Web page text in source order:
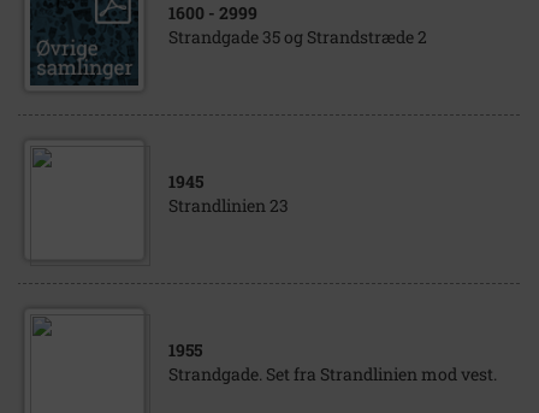
1600 - 2999
Strandgade 35 og Strandstræde 2
1945
Strandlinien 23
1955
Strandgade. Set fra Strandlinien mod vest.